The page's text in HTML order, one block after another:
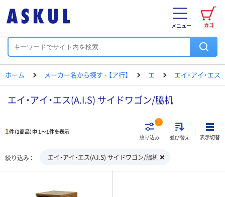
カゴ
メニュー
ホーム メーカー名から探す - 【ア行】 エ エイ・アイ・エス
エイ・アイ・エス(A.I.S) サイドワゴン/脇机
1件（1商品）中 1～1件を表示
絞り込み
1
並び替え 表示切替
絞り込み エイ・アイ・エス(A.I.S) サイドワゴン/脇机